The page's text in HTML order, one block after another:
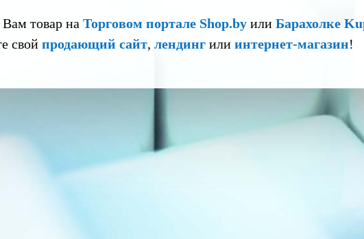
товар на Торговом портале Shop.byили Барахолке
свой продающий сайт, лендингили интернет-магазин!